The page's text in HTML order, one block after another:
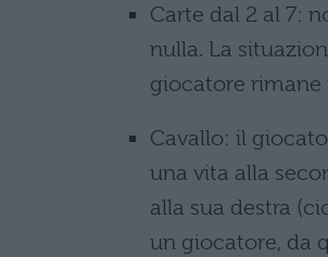
Carte dal 2 al 7:
nulla. La
giocatore rimane
Cavallo: il
una vita alla
alla sua destra
un giocatore, da